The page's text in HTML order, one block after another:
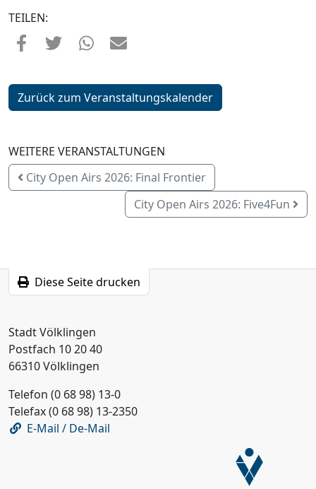
TEILEN:
Zurück zum Veranstaltungskalender
WEITERE VERANSTALTUNGEN
City Open Airs 2026: Final Frontier
City Open Airs 2026: Five4Fun
Diese Seite drucken
Stadt Völklingen
Postfach 10 20 40
66310 Völklingen
Telefon (0 68 98) 13-0
Telefax (0 68 98) 13-2350
E-Mail / De-Mail